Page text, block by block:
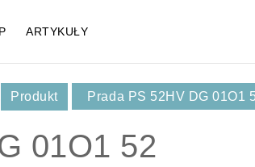
ARTYKUŁY
Produkt Prada PS 52HV DG 01O1
01O1 52